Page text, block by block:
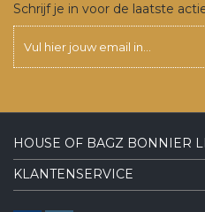
Schrijf je in voor de laatste
HOUSE OF BAGZ BONNIER
KLANTENSERVICE